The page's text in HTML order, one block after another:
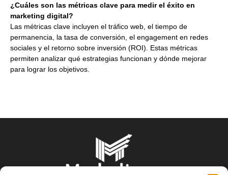
¿Cuáles son las métricas clave para medir el éxito en
marketing digital?
Las métricas clave incluyen el tráfico web, el tiempo de
permanencia, la tasa de conversión, el engagement en redes
sociales y el retorno sobre inversión (ROI). Estas métricas
permiten analizar qué estrategias funcionan y dónde mejorar
para lograr los objetivos.